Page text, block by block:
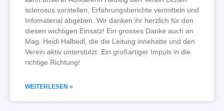
sclerosus vorstellen, Erfahrungsberichte vermitteln und
Infomaterial abgeben. Wir danken ihr herzlich für den
diesen wichtigen Einsatz! Ein grosses Danke auch an
Mag. Heidi Halbedl, die die Leitung innehatte und den
Verein aktiv unterstützt. Ein großartiger Impuls in die
richtige Richtung!
WEITERLESEN »